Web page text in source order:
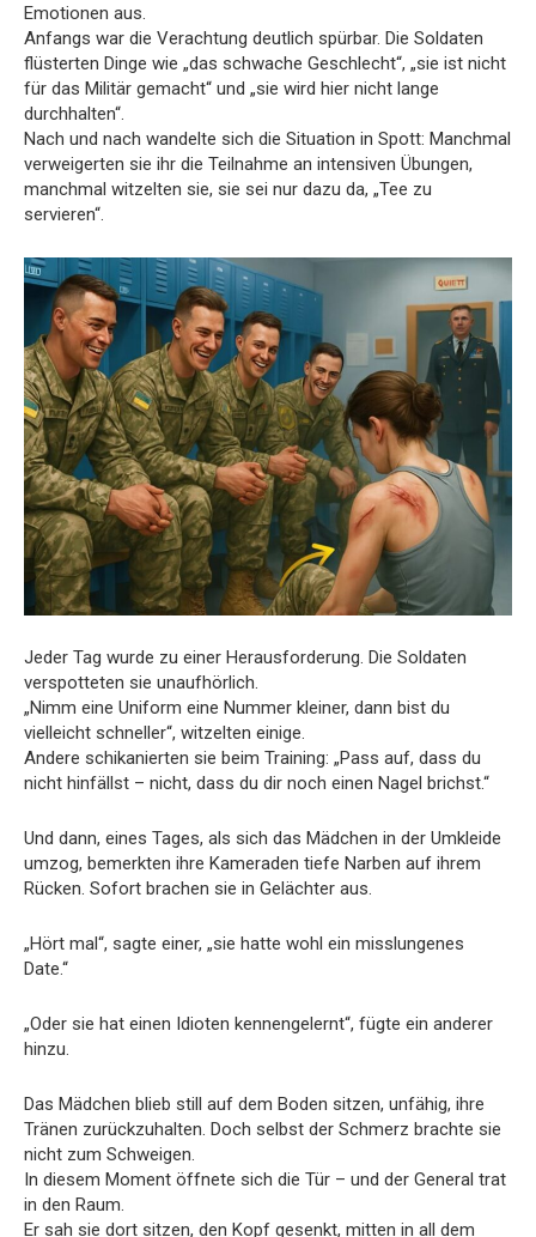
Emotionen aus.
Anfangs war die Verachtung deutlich spürbar. Die Soldaten
flüsterten Dinge wie „das schwache Geschlecht“, „sie ist nicht
für das Militär gemacht“ und „sie wird hier nicht lange
durchhalten“.
Nach und nach wandelte sich die Situation in Spott: Manchmal
verweigerten sie ihr die Teilnahme an intensiven Übungen,
manchmal witzelten sie, sie sei nur dazu da, „Tee zu
servieren“.
Jeder Tag wurde zu einer Herausforderung. Die Soldaten
verspotteten sie unaufhörlich.
„Nimm eine Uniform eine Nummer kleiner, dann bist du
vielleicht schneller“, witzelten einige.
Andere schikanierten sie beim Training: „Pass auf, dass du
nicht hinfällst – nicht, dass du dir noch einen Nagel brichst.“
Und dann, eines Tages, als sich das Mädchen in der Umkleide
umzog, bemerkten ihre Kameraden tiefe Narben auf ihrem
Rücken. Sofort brachen sie in Gelächter aus.
„Hört mal“, sagte einer, „sie hatte wohl ein misslungenes
Date.“
„Oder sie hat einen Idioten kennengelernt“, fügte ein anderer
hinzu.
Das Mädchen blieb still auf dem Boden sitzen, unfähig, ihre
Tränen zurückzuhalten. Doch selbst der Schmerz brachte sie
nicht zum Schweigen.
In diesem Moment öffnete sich die Tür – und der General trat
in den Raum.
Er sah sie dort sitzen, den Kopf gesenkt, mitten in all dem